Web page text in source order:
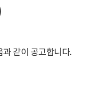
과 같이 공고합니다.